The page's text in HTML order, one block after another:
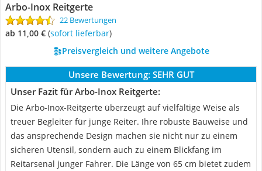
Arbo-Inox Reitgerte
22 Bewertungen
ab 11,00 € ( Sofort lieferbar)
Preisvergleich und weitere Angebote
Unsere Bewertung: SEHR GUT
Unser Fazit für Arbo-Inox Reitgerte:
Die Arbo-Inox-Reitgerte überzeugt auf vielfältige Weise als
treuer Begleiter für junge Reiter. Ihre robuste Bauweise und
das ansprechende Design machen sie nicht nur zu einem
sicheren Utensil, sondern auch zu einem Blickfang im
Reitarsenal junger Fahrer. Die Länge von 65 cm bietet zudem